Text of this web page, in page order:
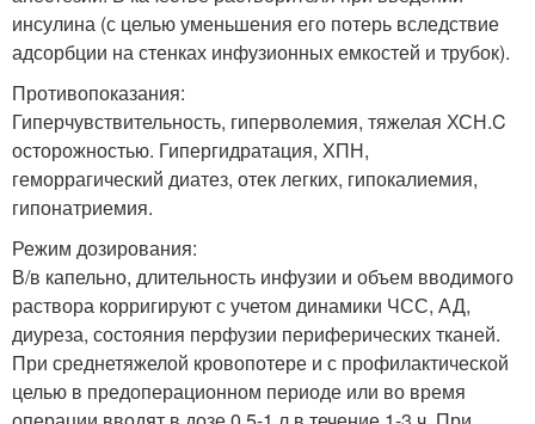
инсулина (с целью уменьшения его потерь вследствие
адсорбции на стенках инфузионных емкостей и трубок).
Противопоказания:
Гиперчувствительность, гиперволемия, тяжелая ХСН.C
осторожностью. Гипергидратация, ХПН,
геморрагический диатез, отек легких, гипокалиемия,
гипонатриемия.
Режим дозирования:
В/в капельно, длительность инфузии и объем вводимого
раствора корригируют с учетом динамики ЧСС, АД,
диуреза, состояния перфузии периферических тканей.
При среднетяжелой кровопотере и с профилактической
целью в предоперационном периоде или во время